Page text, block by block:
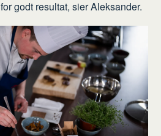
godt resultat, sier Aleksander.